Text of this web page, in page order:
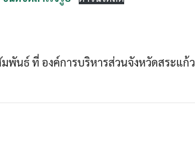
พันธ์ ที่ องค์การบริหารส่วนจังหวัดสระแก้ว